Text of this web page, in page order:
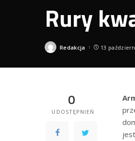
Rury
Posted
Redakcja 13
0
UDOSTĘPNIEŃ